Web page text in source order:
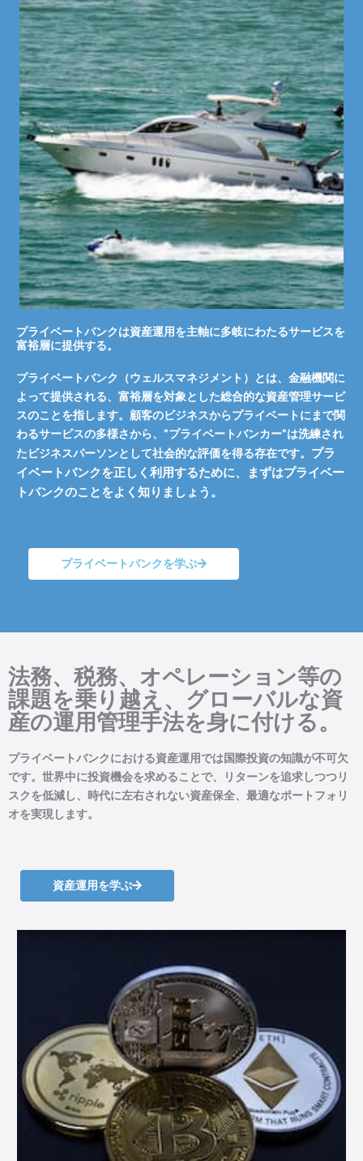
プライベートバンクは資産運用を主軸に多岐にわたるサービスを
富裕層に提供する。
プライベートバンク（ウェルスマネジメント）とは、金融機関に
よって提供される、富裕層を対象とした総合的な資産管理サービ
スのことを指します。顧客のビジネスからプライベートにまで関
わるサービスの多様さから、”プライベートバンカー”は洗練され
たビジネスパーソンとして社会的な評価を得る存在です。 プラ
イベートバンクを正しく利用するために、まずはプライベー
トバンクのことをよく知りましょう。
プライベートバンクを学ぶ
法務、税務、オペレーション等の
課題を乗り越え、グローバルな資
産の運用管理手法を身に付ける。
プライベートバンクにおける資産運用では国際投資の知識が不可欠
です。世界中に投資機会を求めることで、リターンを追求しつつリ
スクを低減し、時代に左右されない資産保全、最適なポートフォリ
オを実現します。​
資産運用を学ぶ